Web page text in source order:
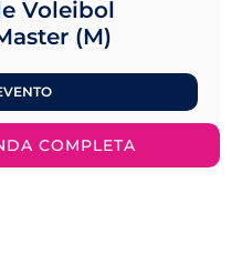
Voleibol
(M)
COMPLETA